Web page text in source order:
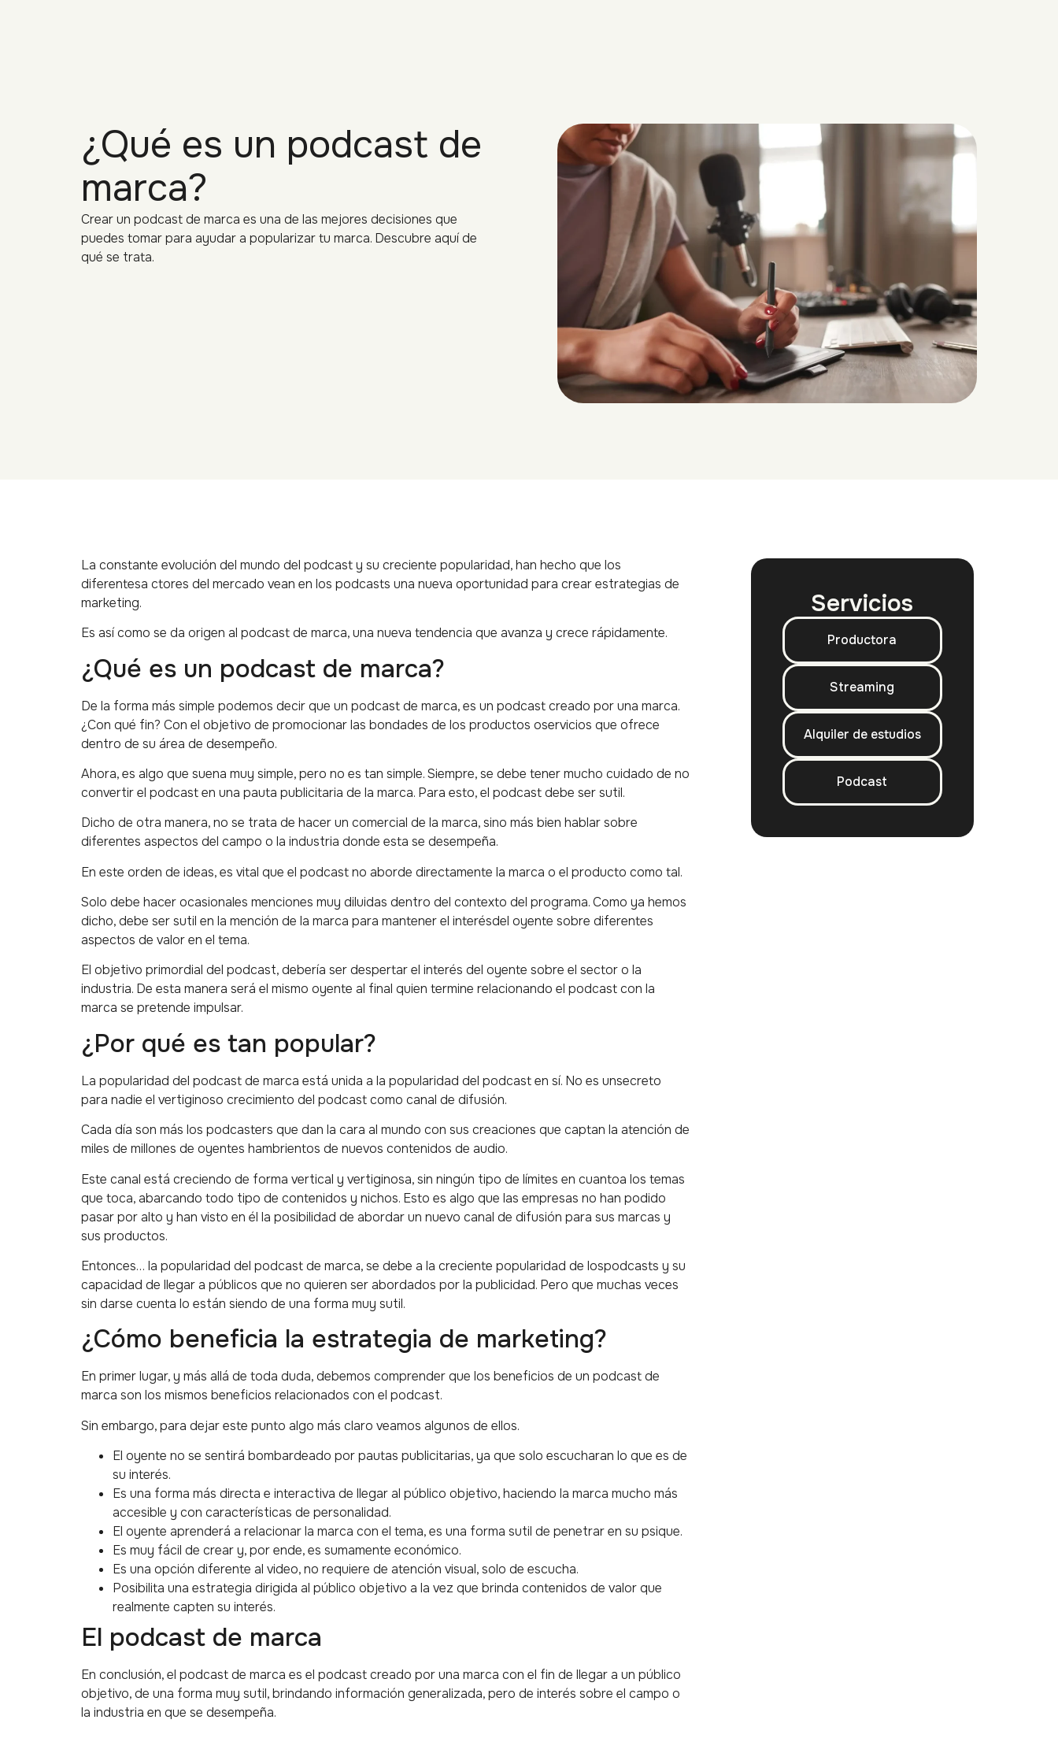
¿Qué es un podcast de
marca?
Crear un podcast de marca es una de las mejores decisiones que
puedes tomar para ayudar a popularizar tu marca. Descubre aquí de
qué se trata.
La constante evolución del mundo del podcast y su creciente popularidad, han hecho que los
diferentesa ctores del mercado vean en los podcasts una nueva oportunidad para crear estrategias de
marketing.
Es así como se da origen al podcast de marca, una nueva tendencia que avanza y crece rápidamente.
¿Qué es un podcast de marca?
De la forma más simple podemos decir que un podcast de marca, es un podcast creado por una marca.
¿Con qué fin? Con el objetivo de promocionar las bondades de los productos oservicios que ofrece
dentro de su área de desempeño.
Ahora, es algo que suena muy simple, pero no es tan simple. Siempre, se debe tener mucho cuidado de no
convertir el podcast en una pauta publicitaria de la marca. Para esto, el podcast debe ser sutil.
Dicho de otra manera, no se trata de hacer un comercial de la marca, sino más bien hablar sobre
diferentes aspectos del campo o la industria donde esta se desempeña.
En este orden de ideas, es vital que el podcast no aborde directamente la marca o el producto como tal.
Solo debe hacer ocasionales menciones muy diluidas dentro del contexto del programa. Como ya hemos
dicho, debe ser sutil en la mención de la marca para mantener el interésdel oyente sobre diferentes
aspectos de valor en el tema.
El objetivo primordial del podcast, debería ser despertar el interés del oyente sobre el sector o la
industria. De esta manera será el mismo oyente al final quien termine relacionando el podcast con la
marca se pretende impulsar.
¿Por qué es tan popular?
La popularidad del podcast de marca está unida a la popularidad del podcast en sí. No es unsecreto
para nadie el vertiginoso crecimiento del podcast como canal de difusión.
Cada día son más los podcasters que dan la cara al mundo con sus creaciones que captan la atención de
miles de millones de oyentes hambrientos de nuevos contenidos de audio.
Este canal está creciendo de forma vertical y vertiginosa, sin ningún tipo de límites en cuantoa los temas
que toca, abarcando todo tipo de contenidos y nichos. Esto es algo que las empresas no han podido
pasar por alto y han visto en él la posibilidad de abordar un nuevo canal de difusión para sus marcas y
sus productos.
Entonces… la popularidad del podcast de marca, se debe a la creciente popularidad de lospodcasts y su
capacidad de llegar a públicos que no quieren ser abordados por la publicidad. Pero que muchas veces
sin darse cuenta lo están siendo de una forma muy sutil.
¿Cómo beneficia la estrategia de marketing?
En primer lugar, y más allá de toda duda, debemos comprender que los beneficios de un podcast de
marca son los mismos beneficios relacionados con el podcast.
Sin embargo, para dejar este punto algo más claro veamos algunos de ellos.
El oyente no se sentirá bombardeado por pautas publicitarias, ya que solo escucharan lo que es de
su interés.
Es una forma más directa e interactiva de llegar al público objetivo, haciendo la marca mucho más
accesible y con características de personalidad.
El oyente aprenderá a relacionar la marca con el tema, es una forma sutil de penetrar en su psique.
Es muy fácil de crear y, por ende, es sumamente económico.
Es una opción diferente al video, no requiere de atención visual, solo de escucha.
Posibilita una estrategia dirigida al público objetivo a la vez que brinda contenidos de valor que
realmente capten su interés.
El podcast de marca
En conclusión, el podcast de marca es el podcast creado por una marca con el fin de llegar a un público
objetivo, de una forma muy sutil, brindando información generalizada, pero de interés sobre el campo o
la industria en que se desempeña.
Servicios
Productora
Streaming
Alquiler de estudios
Podcast